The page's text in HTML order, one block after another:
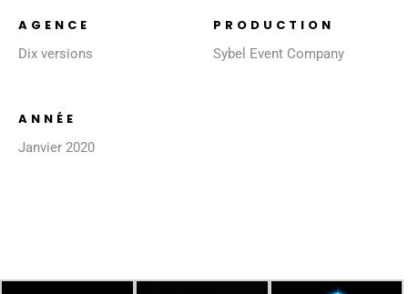
AGENCE
Dix versions
PRODUCTION
Sybel Event Company
ANNÉE
Janvier 2020